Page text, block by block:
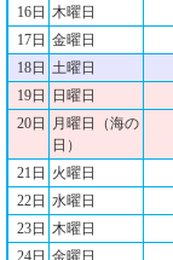
16日 木曜日
17日 金曜日
18日 土曜日
19日
日曜日
20日
月曜日（海の
日）
21日 火曜日
22日 水曜日
23日 木曜日
24日 金曜日